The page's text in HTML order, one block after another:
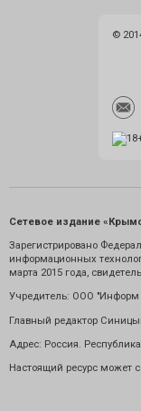
©
Сетевое издание
Зарегистрировано
информационных
марта 2015 года,
Учредитель: ООО
Главный редактор
Адрес: Россия.
Настоящий ресурс может